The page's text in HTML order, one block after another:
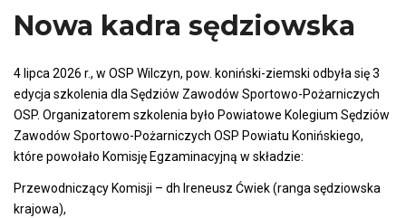
Nowa kadra sędziowska
4 lipca 2026 r., w OSP Wilczyn, pow. koniński-ziemski odbyła się 3
edycja szkolenia dla Sędziów Zawodów Sportowo-Pożarniczych
OSP. Organizatorem szkolenia było Powiatowe Kolegium Sędziów
Zawodów Sportowo-Pożarniczych OSP Powiatu Konińskiego,
które powołało Komisję Egzaminacyjną w składzie:
Przewodniczący Komisji – dh Ireneusz Ćwiek (ranga sędziowska
krajowa),